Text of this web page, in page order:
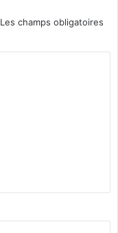
Les champs obligatoires